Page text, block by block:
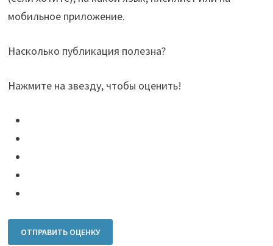
мобильное приложение.
Насколько публикация полезна?
Нажмите на звезду, чтобы оценить!
ОТПРАВИТЬ ОЦЕНКУ